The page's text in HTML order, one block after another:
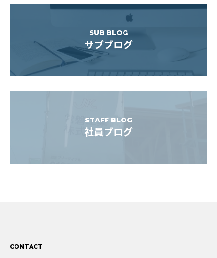
SUB BLOG
サブブログ
STAFF BLOG
社員ブログ
CONTACT